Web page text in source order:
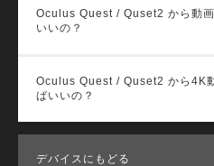
Oculus Quest / Quset2 から動
いいの？
Oculus Quest / Quset2 から4K
ばいいの？
デバイスにもどる